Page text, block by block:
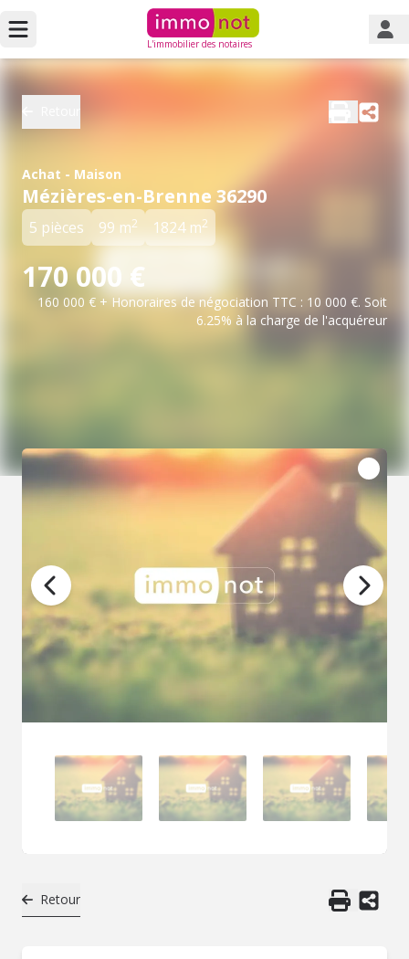
L'immobilier des notaires
Achat - Maison
Mézières-en-Brenne 36290
5 pièces 99 m2 1824 m2
170 000 €
160 000 € + Honoraires de négociation TTC : 10 000 €. Soit
6.25% à la charge de l'acquéreur
Retour